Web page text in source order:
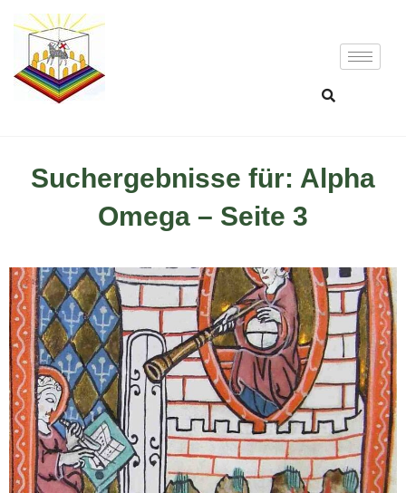
Suchergebnisse für: Alpha
Omega – Seite 3